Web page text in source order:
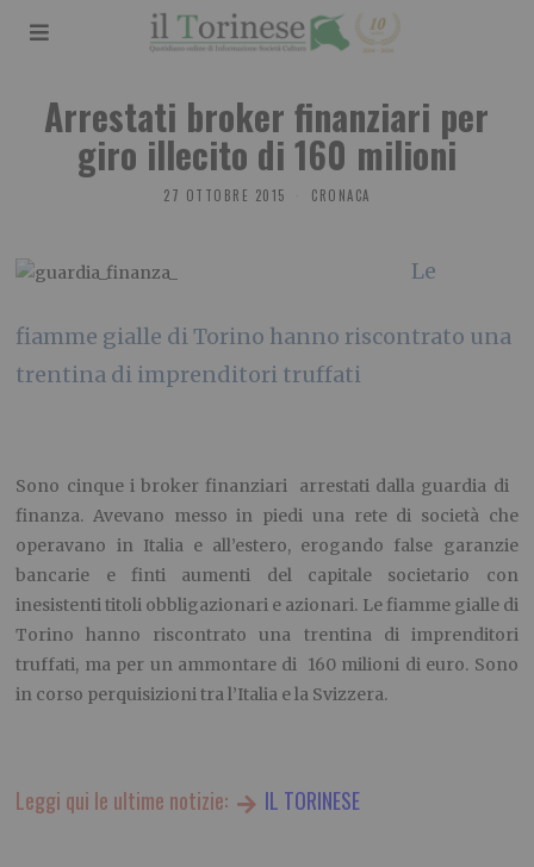
Arrestati broker finanziari per
giro illecito di 160 milioni
27 OTTOBRE 2015 CRONACA
Le
fiamme gialle di Torino hanno riscontrato una
trentina di imprenditori truffati
Sono cinque i broker finanziari arrestati dalla guardia di
finanza. Avevano messo in piedi una rete di società che
operavano in Italia e all’estero, erogando false garanzie
bancarie e finti aumenti del capitale societario con
inesistenti titoli obbligazionari e azionari. Le fiamme gialle di
Torino hanno riscontrato una trentina di imprenditori
truffati, ma per un ammontare di 160 milioni di euro. Sono
in corso perquisizioni tra l’Italia e la Svizzera.
Leggi qui le ultime notizie: IL TORINESE